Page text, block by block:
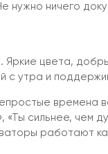
нужно ничего
Яркие цвета,
с утра и
времена
«Ты сильнее, чем
работают